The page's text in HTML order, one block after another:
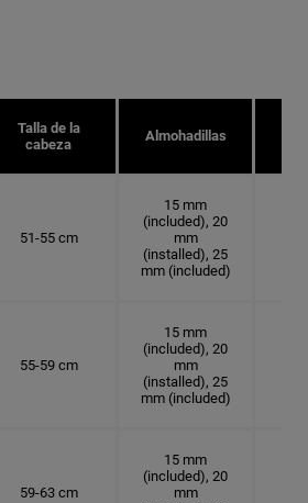
Talla de la
cabeza
Almohadillas
51-55 cm
15 mm
(included), 20
mm
(installed), 25
mm (included)
55-59 cm
15 mm
(included), 20
mm
(installed), 25
mm (included)
59-63 cm
15 mm
(included), 20
mm